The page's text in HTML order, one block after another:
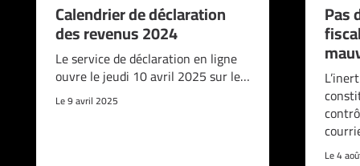
Calendrier de déclaration
des revenus 2024
Le service de déclaration en ligne
ouvre le jeudi 10 avril 2025 sur le…
Le 9 avril 2025
Pas
Le 4